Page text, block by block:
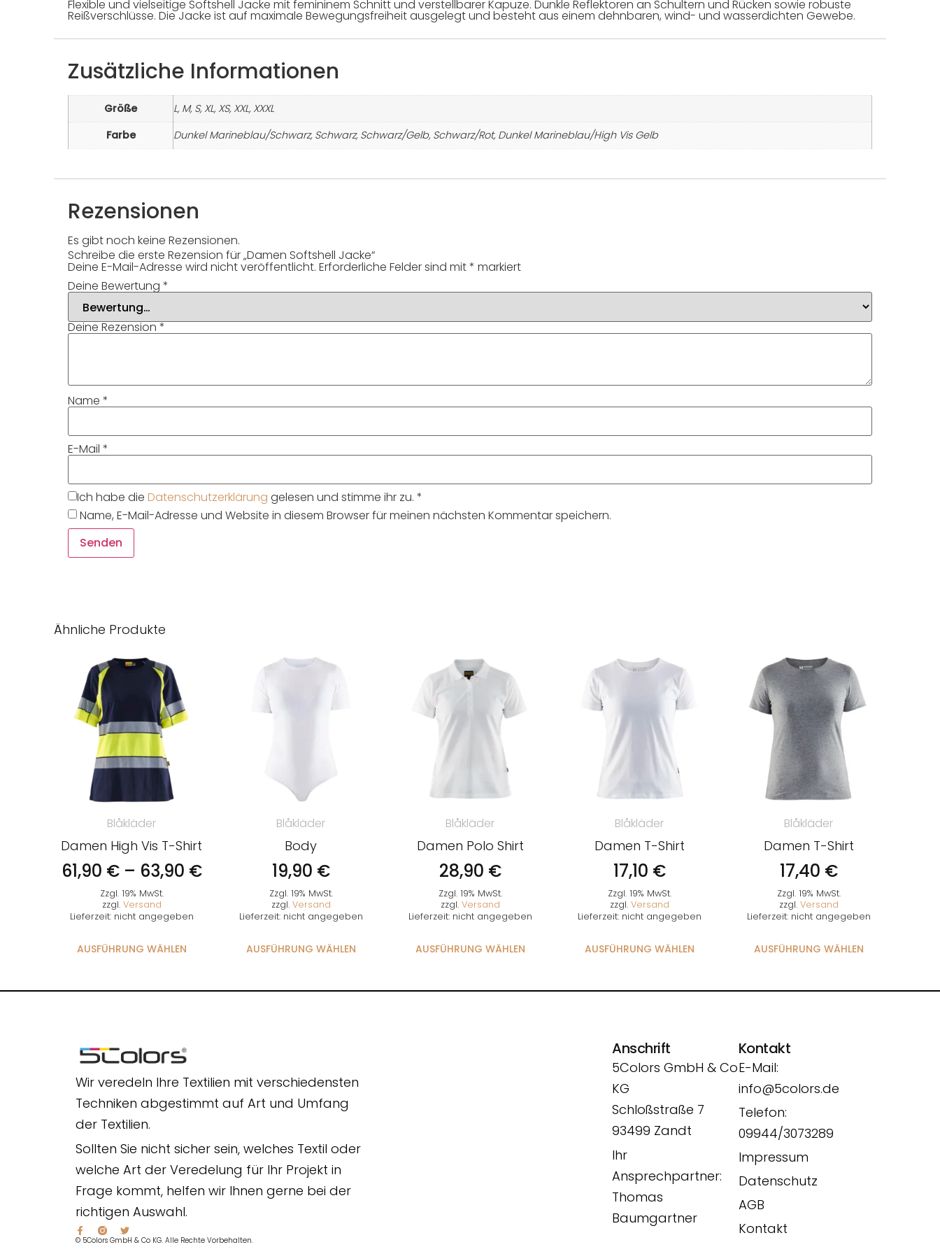
Flexible und vielseitige Softshell Jacke mit femininem Schnitt und verstellbarer Kapuze. Dunkle Reflektoren an Schultern und Rücken sowie robuste
Reißverschlüsse. Die Jacke ist auf maximale Bewegungsfreiheit ausgelegt und besteht aus einem dehnbaren, wind- und wasserdichten Gewebe.
Zusätzliche Informationen
Größe
L, M, S, XL, XS, XXL, XXXL
Farbe
Dunkel Marineblau/Schwarz, Schwarz, Schwarz/Gelb, Schwarz/Rot, Dunkel Marineblau/High Vis Gelb
Rezensionen
Es gibt noch keine Rezensionen.
Schreibe die erste Rezension für „Damen Softshell Jacke“
Deine E-Mail-Adresse wird nicht veröffentlicht. Erforderliche Felder sind mit* markiert
Deine Bewertung *
Deine Rezension*
Name *
E-Mail *
Ich habe die Datenschutzerklärung gelesen und stimme ihr zu. *
Name, E-Mail-Adresse und Website in diesem Browser für meinen nächsten Kommentar speichern.
Ähnliche Produkte
Blåkläder
Damen High Vis T-Shirt
61,90 € – 63,90 €
Zzgl. 19% MwSt.
zzgl. Versand
Lieferzeit: nicht angegeben
AUSFÜHRUNG WÄHLEN
Blåkläder
Body
19,90 €
Zzgl. 19% MwSt.
zzgl. Versand
Lieferzeit: nicht angegeben
AUSFÜHRUNG WÄHLEN
Blåkläder
Damen Polo Shirt
28,90 €
Zzgl. 19% MwSt.
zzgl. Versand
Lieferzeit: nicht angegeben
AUSFÜHRUNG WÄHLEN
Blåkläder
Damen T-Shirt
17,10 €
Zzgl. 19% MwSt.
zzgl. Versand
Lieferzeit: nicht angegeben
AUSFÜHRUNG WÄHLEN
Blåkläder
Damen T-Shirt
17,40 €
Zzgl. 19% MwSt.
zzgl. Versand
Lieferzeit: nicht angegeben
AUSFÜHRUNG WÄHLEN
Wir veredeln Ihre Textilien mit verschiedensten
Techniken abgestimmt auf Art und Umfang
der Textilien.
Sollten Sie nicht sicher sein, welches Textil oder
welche Art der Veredelung für Ihr Projekt in
Frage kommt, helfen wir Ihnen gerne bei der
richtigen Auswahl.
© 5Colors GmbH & Co KG. Alle Rechte Vorbehalten.
Anschrift
5Colors GmbH & Co
KG
Schloßstraße 7
93499 Zandt
Ihr
Ansprechpartner:
Thomas
Baumgartner
Kontakt
E-Mail:
info@5colors.de
Telefon:
09944/3073289
Impressum
Datenschutz
AGB
Kontakt